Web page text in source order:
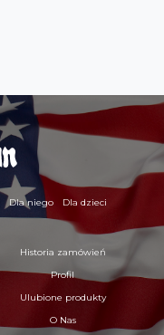
Dla niego Dla dzieci
Historia zamówień
Profil
Ulubione produkty
O Nas